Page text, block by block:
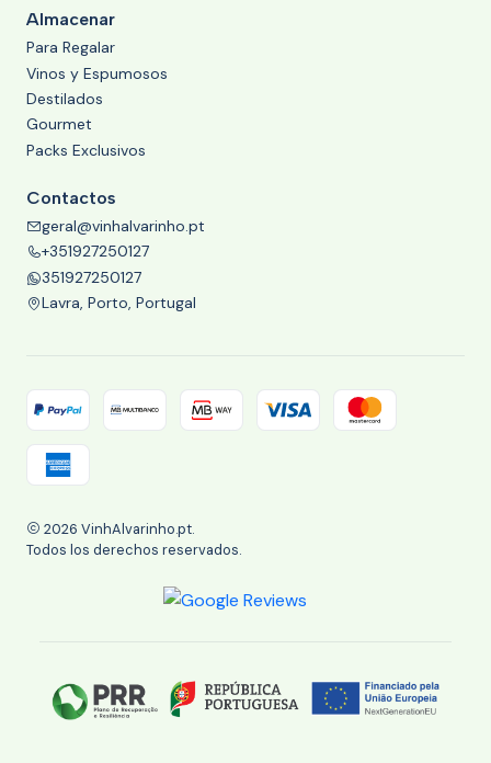
Almacenar
Para Regalar
Vinos y Espumosos
Destilados
Gourmet
Packs Exclusivos
Contactos
geral@vinhalvarinho.pt
+351927250127
351927250127
Lavra, Porto, Portugal
2026 VinhAlvarinho.pt.
Todos los derechos reservados.